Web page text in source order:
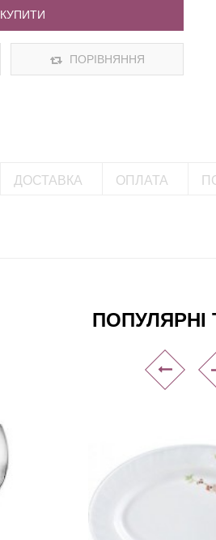
КУПИТИ
ПОРІВНЯННЯ
ДОСТАВКА ОПЛАТА
ПОПУЛЯРНІ